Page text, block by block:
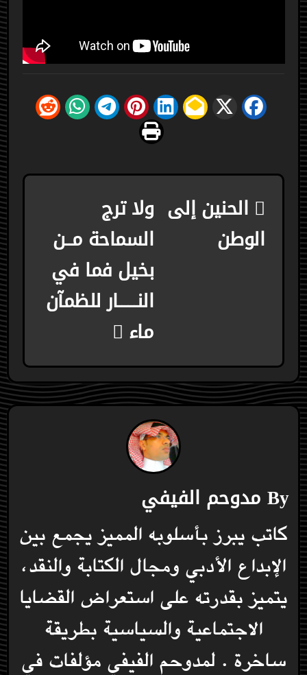
تصفّح
المقالات
الحنين إلى
الوطن
ولا ترج
السماحة مــن
بخيل فما في
النــــــار للظمآن
ماء
Byمدوحم الفيفي
كاتب يبرز بأسلوبه المميز يجمع بين
الإبداع الأدبي ومجال الكتابة والنقد،
يتميز بقدرته على استعراض القضايا
الاجتماعية والسياسية بطريقة
ساخرة . لمدوحم الفيفي مؤلفات في